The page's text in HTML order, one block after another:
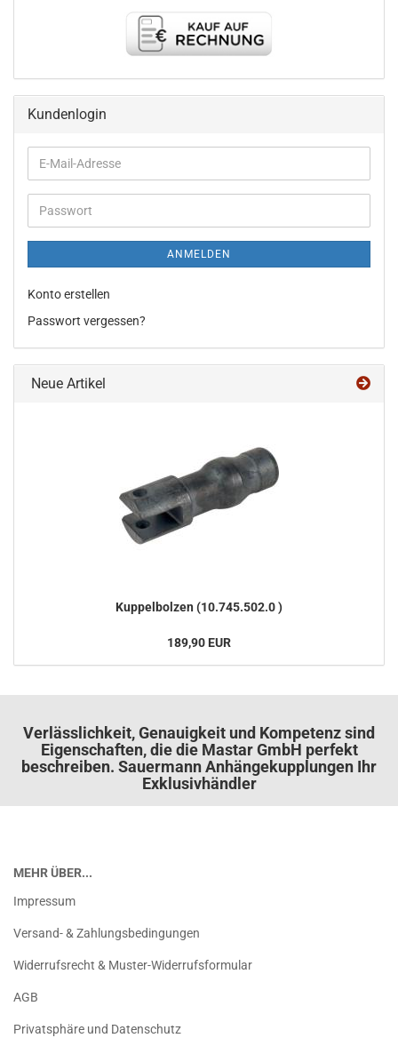
Kundenlogin
E-
Mail-
Adresse
Passwort
ANMELDEN
Konto erstellen
Passwort vergessen?
Neue Artikel
Kup­pel­bol­zen (10.745.502.0 )
189,90 EUR
Verlässlichkeit, Genauigkeit und Kompetenz sind
Eigenschaften, die die Mastar GmbH perfekt
beschreiben. Sauermann Anhängekupplungen Ihr
Exklusivhändler
MEHR ÜBER...
Impressum
Versand- & Zahlungsbedingungen
Widerrufsrecht & Muster-Widerrufsformular
AGB
Privatsphäre und Datenschutz